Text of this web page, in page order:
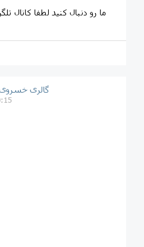
ما رو دنبال کنید لطفا کانال
گالری